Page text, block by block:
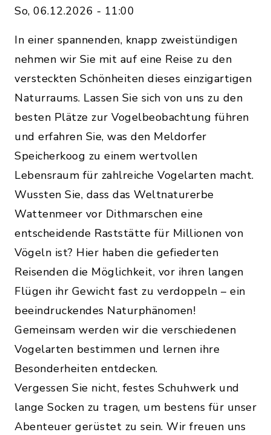
So, 06.12.2026 - 11:00
In einer spannenden, knapp zweistündigen
nehmen wir Sie mit auf eine Reise zu den
versteckten Schönheiten dieses einzigartigen
Naturraums. Lassen Sie sich von uns zu den
besten Plätze zur Vogelbeobachtung führen
und erfahren Sie, was den Meldorfer
Speicherkoog zu einem wertvollen
Lebensraum für zahlreiche Vogelarten macht.
Wussten Sie, dass das Weltnaturerbe
Wattenmeer vor Dithmarschen eine
entscheidende Raststätte für Millionen von
Vögeln ist? Hier haben die gefiederten
Reisenden die Möglichkeit, vor ihren langen
Flügen ihr Gewicht fast zu verdoppeln – ein
beeindruckendes Naturphänomen!
Gemeinsam werden wir die verschiedenen
Vogelarten bestimmen und lernen ihre
Besonderheiten entdecken.
Vergessen Sie nicht, festes Schuhwerk und
lange Socken zu tragen, um bestens für unser
Abenteuer gerüstet zu sein. Wir freuen uns